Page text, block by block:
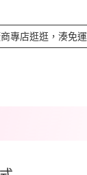
專店逛逛，湊免運